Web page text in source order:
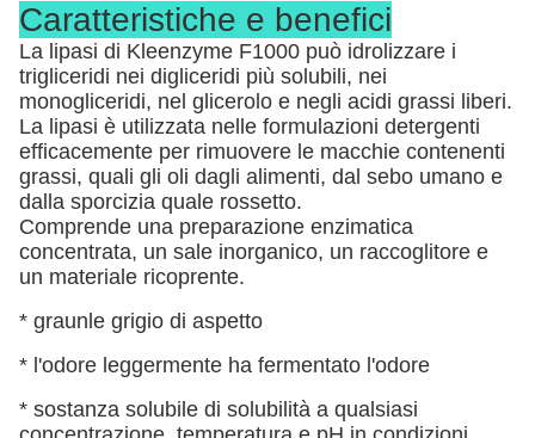
Caratteristiche e benefici
La lipasi di Kleenzyme F1000 può idrolizzare i
trigliceridi nei digliceridi più solubili, nei
monogliceridi, nel glicerolo e negli acidi grassi liberi.
La lipasi è utilizzata nelle formulazioni detergenti
efficacemente per rimuovere le macchie contenenti
grassi, quali gli oli dagli alimenti, dal sebo umano e
dalla sporcizia quale rossetto.
Comprende una preparazione enzimatica
concentrata, un sale inorganico, un raccoglitore e
un materiale ricoprente.
* graunle grigio di aspetto
* l'odore leggermente ha fermentato l'odore
* sostanza solubile di solubilità a qualsiasi